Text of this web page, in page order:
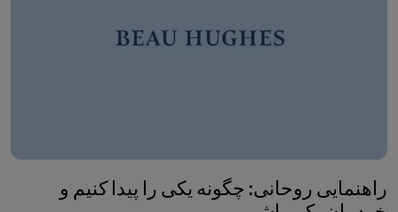
راهنمایی روحانی: چگونه یکی را پیدا کنیم و